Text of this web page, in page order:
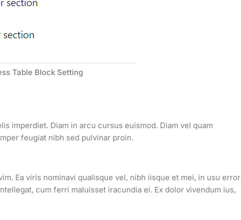
Table Block Setting
imperdiet. Diam in arcu cursus euismod. Diam vel quam
feugiat nibh sed pulvinar proin.
Ea viris nominavi qualisque vel, nibh iisque et mei, in usu error
cum ferri maluisset iracundia ei. Ex dolor vivendum ius,